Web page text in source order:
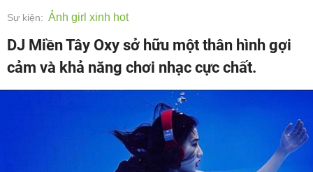
Sự kiện: Ảnh girl xinh hot
DJ Miền Tây Oxy sở hữu một thân hình gợi
cảm và khả năng chơi nhạc cực chất.